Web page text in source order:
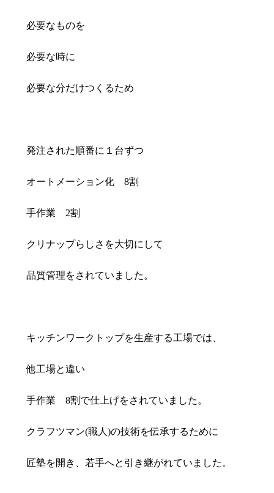
必要なものを
必要な時に
必要な分だけつくるため
発注された順番に１台ずつ
オートメーション化 8割
手作業 2割
クリナップらしさを大切にして
品質管理をされていました。
キッチンワークトップを生産する工場では、
他工場と違い
手作業 8割で仕上げをされていました。
クラフツマン(職人)の技術を伝承するために
匠塾を開き、若手へと引き継がれていました。